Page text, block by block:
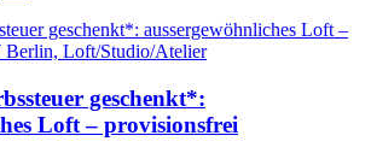
geschenkt*:
Loft – provisionsfrei